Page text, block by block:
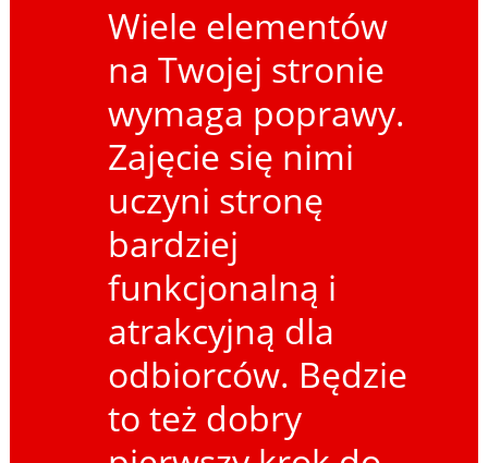
Wiele elementów
na Twojej stronie
wymaga poprawy.
Zajęcie się nimi
uczyni stronę
bardziej
funkcjonalną i
atrakcyjną dla
odbiorców. Będzie
to też dobry